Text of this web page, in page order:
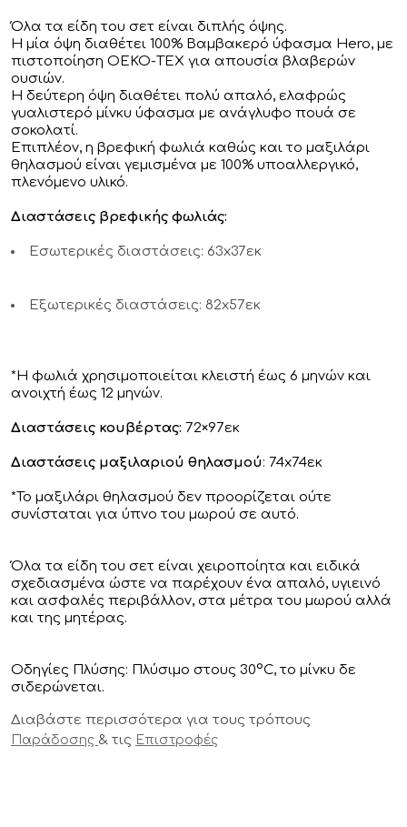
Όλα τα είδη του σετ είναι διπλής όψης.
Η μία όψη διαθέτει 100% Βαμβακερό ύφασμα Hero, με
πιστοποίηση ΟΕΚΟ-ΤΕΧ για απουσία βλαβερών
ουσιών.
Η δεύτερη όψη διαθέτει πολύ απαλό, ελαφρώς
γυαλιστερό μίνκυ ύφασμα με ανάγλυφο πουά σε
σοκολατί.
Επιπλέον, η βρεφική φωλιά καθώς και το μαξιλάρι
θηλασμού είναι γεμισμένα με 100% υποαλλεργικό,
πλενόμενο υλικό.
Διαστάσεις βρεφικής φωλιάς:
Εσωτερικές διαστάσεις: 63x37εκ
Εξωτερικές διαστάσεις: 82x57εκ
*Η φωλιά χρησιμοποιείται κλειστή έως 6 μηνών και
ανοιχτή έως 12 μηνών.
Διαστάσεις κουβέρτας: 72×97εκ
Διαστάσεις μαξιλαριού θηλασμού: 74x74εκ
*Το μαξιλάρι θηλασμού δεν προορίζεται ούτε
συνίσταται για ύπνο του μωρού σε αυτό.
Όλα τα είδη του σετ είναι χειροποίητα και ειδικά
σχεδιασμένα ώστε να παρέχουν ένα απαλό, υγιεινό
και ασφαλές περιβάλλον, στα μέτρα του μωρού αλλά
και της μητέρας.
Οδηγίες Πλύσης: Πλύσιμο στους 30°C, το μίνκυ δε
σιδερώνεται.
Διαβάστε περισσότερα για τους τρόπους
Παράδοσης & τις Επιστροφές